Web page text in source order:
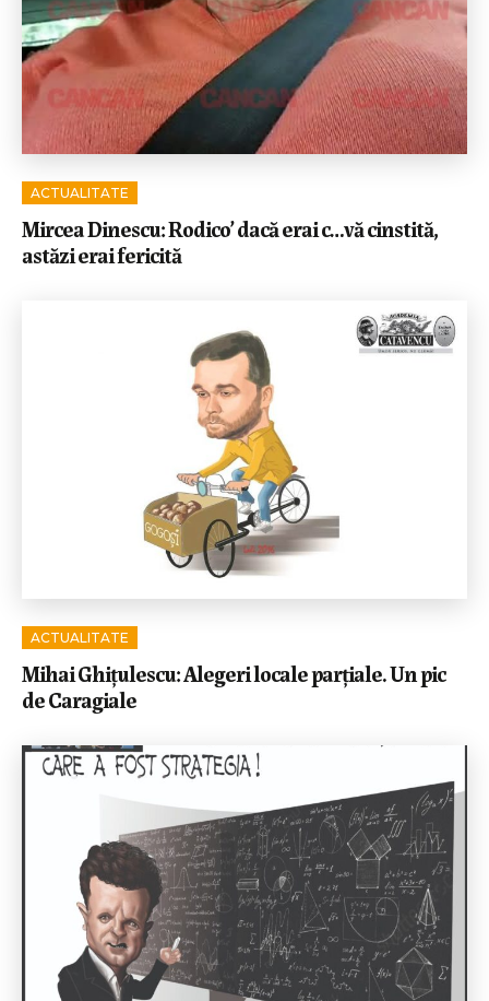
ACTUALITATE
Mircea Dinescu: Rodico’ dacă erai c…vă cinstită,
astăzi erai fericită
ACTUALITATE
Mihai Ghițulescu: Alegeri locale parțiale. Un pic
de Caragiale